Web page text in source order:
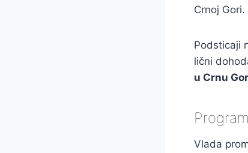
Crnoj Gori.
Podsticaji
lični
u Crnu
Vlada